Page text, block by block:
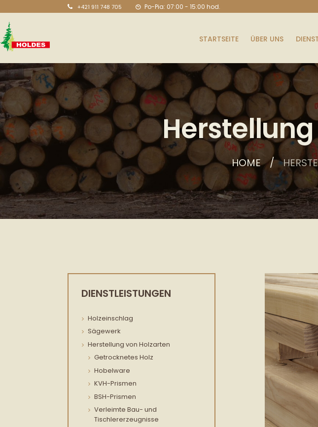
+421 911 748 705 Po-Pia: 07:00 - 15:00 hod.
STARTSEITE ÜBER UNS
HOME
DIENSTLEISTUNGEN
Holzeinschlag
Sägewerk
Herstellung von Holzarten
Getrocknetes Holz
Hobelware
KVH-Prismen
BSH-Prismen
Verleimte Bau- und
Tischlererzeugnisse